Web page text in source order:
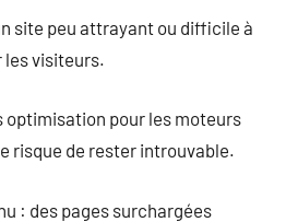
site peu attrayant ou difficile à
les visiteurs.
optimisation pour les moteurs
risque de rester introuvable.
: des pages surchargées